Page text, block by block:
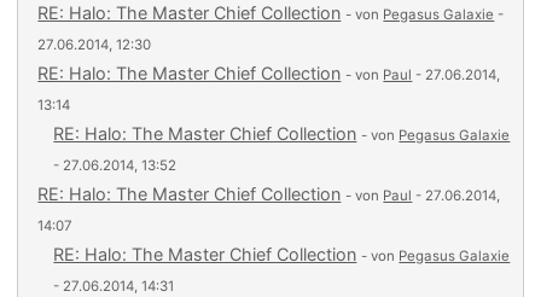
RE: Halo: The Master Chief Collection - von Pegasus Galaxie -
27.06.2014, 12:30
RE: Halo: The Master Chief Collection - von Paul - 27.06.2014,
13:14
RE: Halo: The Master Chief Collection - von Pegasus Galaxie
- 27.06.2014, 13:52
RE: Halo: The Master Chief Collection - von Paul - 27.06.2014,
14:07
RE: Halo: The Master Chief Collection - von Pegasus Galaxie
- 27.06.2014, 14:31